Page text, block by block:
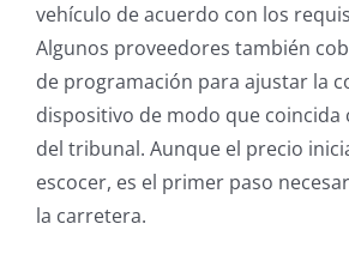
vehículo de acuerdo con los
Algunos proveedores también
de programación para ajustar la
dispositivo de modo que coincida
del tribunal. Aunque el precio
escocer, es el primer paso
la carretera.